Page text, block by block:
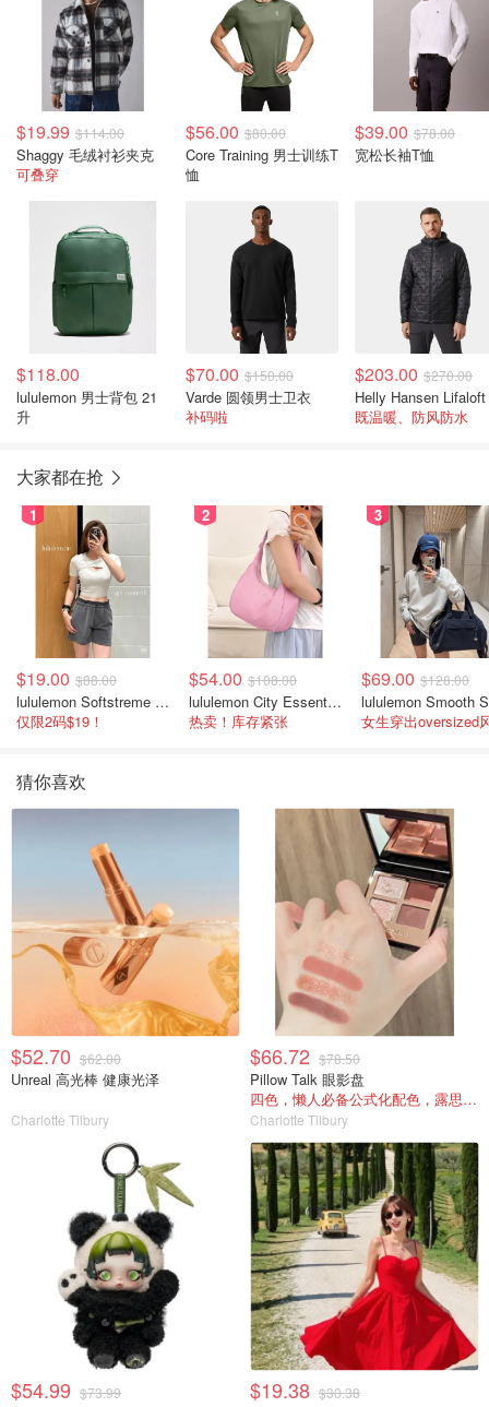
$19.99 $114.00
Shaggy 毛绒衬衫夹克
可叠穿
$56.00 $80.00
Core Training 男士训练T
恤
$39.00 $78.00
宽松长袖T恤
$118.00
lululemon 男士背包 21
升
$70.00 $150.00
Varde 圆领男士卫衣
补码啦
$203.00 $270.00
既温暖、防风防水
大家都在抢
1
$19.00 $88.00
lululemon Softstreme 女士高腰短裤 10cm
仅限2码$19！
2
$54.00 $108.00
lululemon City Essentials 肩背包 4L
热卖！库存紧张
3
$69.00 $128.00
女生穿出oversized
猜你喜欢
$52.70 $62.00
Unreal 高光棒 健康光泽
Charlotte Tilbury
$66.72 $78.50
Pillow Talk 眼影盘
四色，懒人必备公式化配色，露思超爱！
Charlotte Tilbury
$54.99 $73.99 $19.38 $30.38